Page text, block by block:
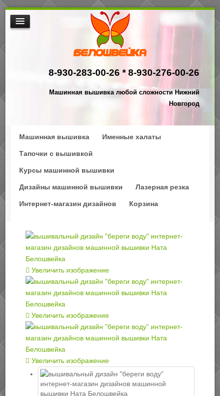
8-930-283-00-26 *8-930-276-00-26
Машинная вышивка любой сложности Нижний
Новгород
МАШИННАЯ ВЫШИВКА
НАША ПРОДУКЦИЯ
$АКЦИИ
Машинная вышивка Именные халаты
Тапочки с вышивкой
Курсы машинной вышивки
Дизайны машинной вышивки Лазерная резка
Интернет-магазин дизайнов Корзина
Увеличить изображение
Увеличить изображение
Увеличить изображение